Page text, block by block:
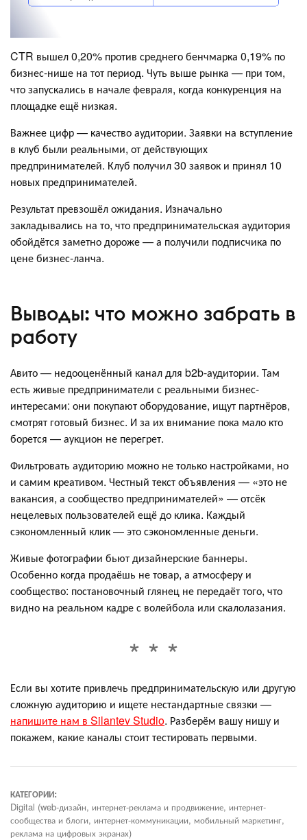
CTR вышел 0,20% против среднего бенчмарка 0,19% по
бизнес-нише на тот период. Чуть выше рынка — при том,
что запускались в начале февраля, когда конкуренция на
площадке ещё низкая.
Важнее цифр — качество аудитории. Заявки на вступление
в клуб были реальными, от действующих
предпринимателей. Клуб получил 30 заявок и принял 10
новых предпринимателей.
Результат превзошёл ожидания. Изначально
закладывались на то, что предпринимательская аудитория
обойдётся заметно дороже — а получили подписчика по
цене бизнес-ланча.
Выводы: что можно забрать в
работу
Авито — недооценённый канал для b2b-аудитории. Там
есть живые предприниматели с реальными бизнес-
интересами: они покупают оборудование, ищут партнёров,
смотрят готовый бизнес. И за их внимание пока мало кто
борется — аукцион не перегрет.
Фильтровать аудиторию можно не только настройками, но
и самим креативом. Честный текст объявления — «это не
вакансия, а сообщество предпринимателей» — отсёк
нецелевых пользователей ещё до клика. Каждый
сэкономленный клик — это сэкономленные деньги.
Живые фотографии бьют дизайнерские баннеры.
Особенно когда продаёшь не товар, а атмосферу и
сообщество: постановочный глянец не передаёт того, что
видно на реальном кадре с волейбола или скалолазания.
Если вы хотите привлечь предпринимательскую или другую
сложную аудиторию и ищете нестандартные связки —
напишите нам в Silantev Studio. Разберём вашу нишу и
покажем, какие каналы стоит тестировать первыми.
КАТЕГОРИИ:
Digital (web-дизайн, интернет-реклама и продвижение, интернет-
сообщества и блоги, интернет-коммуникации, мобильный маркетинг,
реклама на цифровых экранах)